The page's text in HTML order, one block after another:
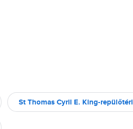
St Thomas Cyril E. King-repülőtéri